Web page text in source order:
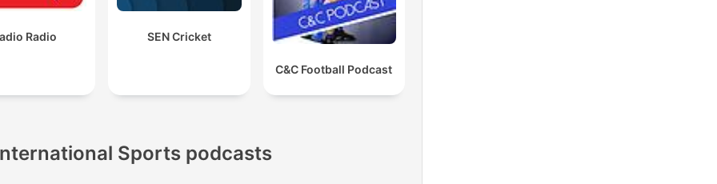
Radio SEN Cricket
C&C Football Podcast
Sports podcasts